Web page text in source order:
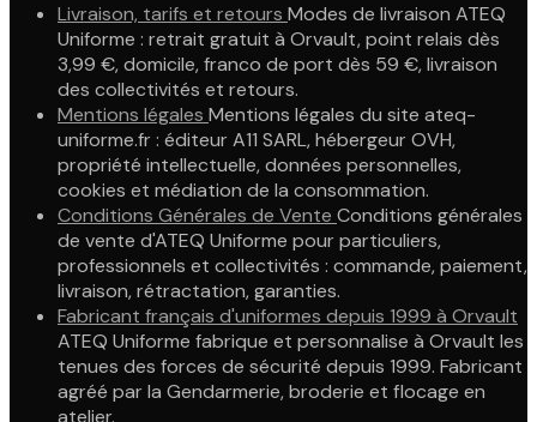
Livraison, tarifs et retours Modes de livraison ATEQ
Uniforme : retrait gratuit à Orvault, point relais dès
3,99 €, domicile, franco de port dès 59 €, livraison
des collectivités et retours.
Mentions légales Mentions légales du site ateq-
uniforme.fr : éditeur A11 SARL, hébergeur OVH,
propriété intellectuelle, données personnelles,
cookies et médiation de la consommation.
Conditions Générales de Vente Conditions générales
de vente d'ATEQ Uniforme pour particuliers,
professionnels et collectivités : commande, paiement,
livraison, rétractation, garanties.
Fabricant français d'uniformes depuis 1999 à Orvault
ATEQ Uniforme fabrique et personnalise à Orvault les
tenues des forces de sécurité depuis 1999. Fabricant
agréé par la Gendarmerie, broderie et flocage en
atelier.